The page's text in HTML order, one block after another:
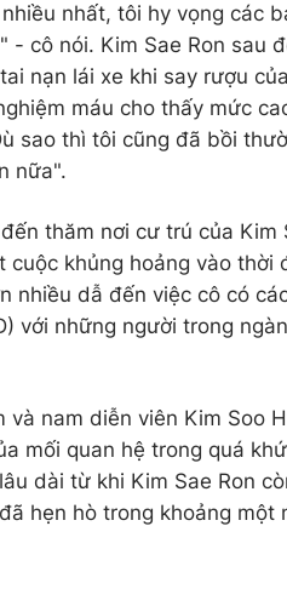
nhất, tôi hy vọng các
- cô nói. Kim Sae Ron sau
nạn lái xe khi say rượu của
máu cho thấy mức
sao thì tôi cũng đã bồi
nữa".
thăm nơi cư trú của Kim
cuộc khủng hoảng vào thời
nhiều dẫ đến việc cô có
với những người trong
nam diễn viên Kim Soo
mối quan hệ trong quá
dài từ khi Kim Sae Ron
hẹn hò trong khoảng một